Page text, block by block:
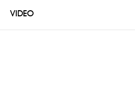
VIDEO